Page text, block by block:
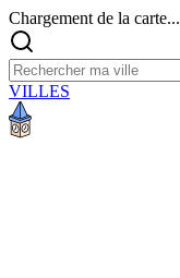
Chargement de la carte...
VILLES